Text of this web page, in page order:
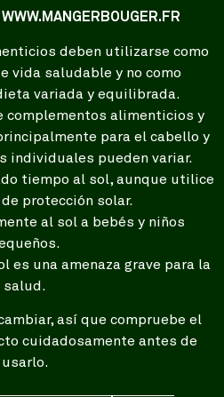
deben utilizarse como
vida saludable y no como
variada y equilibrada.
complementos alimenticios y
para el cabello y
individuales pueden variar.
tiempo al sol, aunque utilice
protección solar.
al sol a bebés y niños
es una amenaza grave para la
salud.
así que compruebe el
cuidadosamente antes de
usarlo.